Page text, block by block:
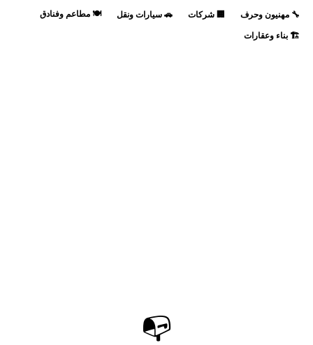
🔧 مهنيون وحرف 🏢 شركات 🚗 سيارات ونقل 🍽️ مطاعم وفنادق
🏗️ بناء وعقارات
📭